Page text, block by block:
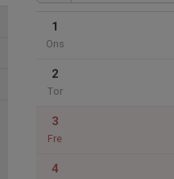
1
Ons
2
Tor
3
Fre
4